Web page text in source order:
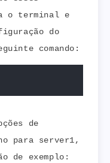
o terminal e
do
comando:
de
para server1,
de exemplo: